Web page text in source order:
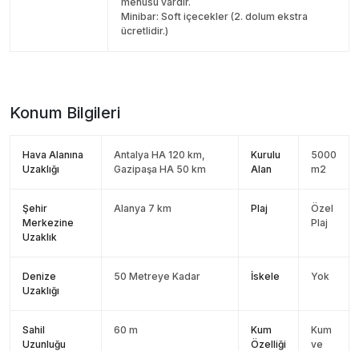
Minibar: Soft içecekler (2. dolum ekstra
ücretlidir.)
Konum Bilgileri
Hava Alanına
Uzaklığı
Antalya HA 120 km,
Gazipaşa HA 50 km
Kurulu
Alan
5000
m2
Şehir
Merkezine
Uzaklık
Alanya 7 km Plaj
Özel
Plaj
Denize
Uzaklığı
50 Metreye Kadar İskele Yok
Sahil
Uzunluğu
60 m
Kum
Özelliği
Kum
ve